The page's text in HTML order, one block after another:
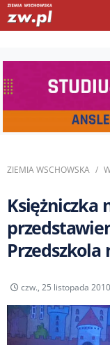
ZIEMIA WSCHOWSKA
Księżniczka
Przedszkola
czw., 25 listopada